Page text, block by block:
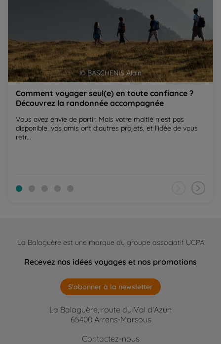
© BASCHENIS Alain
Comment voyager seul(e) en toute confiance ?
Découvrez la randonnée accompagnée
Vous avez envie de partir. Mais votre moitié n'est pas
disponible, vos amis ont d'autres projets, et l'idée de vous
retr...
La Balaguère est une marque du groupe associatif UCPA
Recevez nos idées voyages et nos promotions
S'abonner à la newsletter
La Balaguère, route du Val d'Azun
65400 Arrens-Marsous
Contactez-nous